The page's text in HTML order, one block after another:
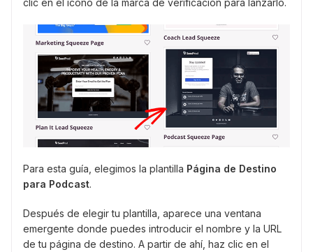
Para esta guía, elegimos la plantilla Página de Destino
para Podcast.
Después de elegir tu plantilla, aparece una ventana
emergente donde puedes introducir el nombre y la URL
de tu página de destino. A partir de ahí, haz clic en el